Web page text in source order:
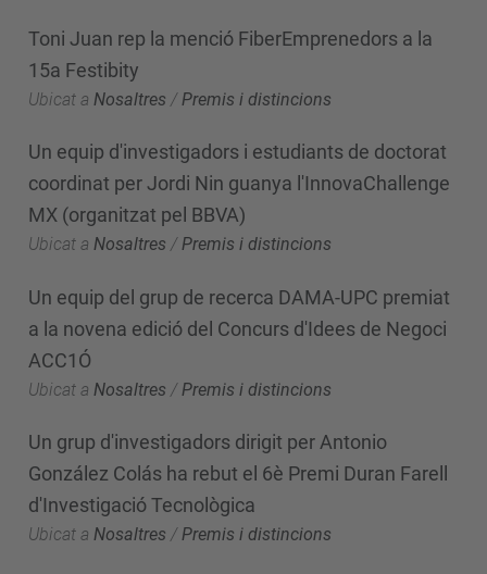
Toni Juan rep la menció FiberEmprenedors a la
15a Festibity
Ubicat a Nosaltres / Premis i distincions
Un equip d'investigadors i estudiants de doctorat
coordinat per Jordi Nin guanya l'InnovaChallenge
MX (organitzat pel BBVA)
Ubicat a Nosaltres /Premis i distincions
Un equip del grup de recerca DAMA-UPC premiat
a la novena edició del Concurs d'Idees de Negoci
ACC1Ó
Ubicat a Nosaltres / Premis i distincions
Un grup d'investigadors dirigit per Antonio
González Colás ha rebut el 6è Premi Duran Farell
d'Investigació Tecnològica
Ubicat a Nosaltres /Premis i distincions